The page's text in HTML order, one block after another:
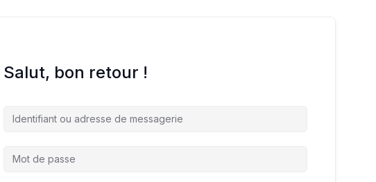
Salut, bon retour !